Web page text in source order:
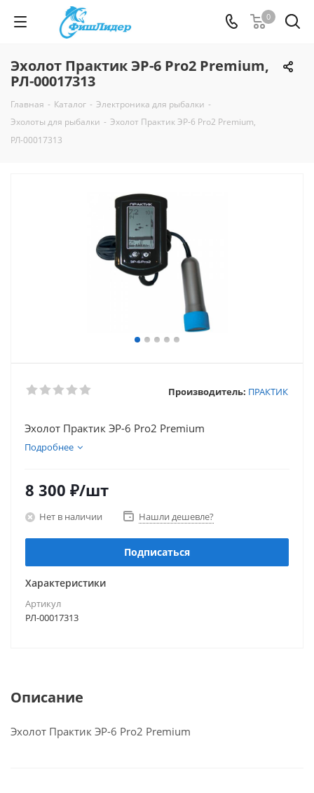
0
Эхолот Практик ЭР-6 Pro2 Premium,
РЛ-00017313
Главная - Каталог - Электроника для рыбалки -
Эхолоты для рыбалки - Эхолот Практик ЭР-6 Pro2 Premium,
РЛ-00017313
Производитель: ПРАКТИК
Эхолот Практик ЭР-6 Pro2 Premium
Подробнее
8 300 ₽/шт
Нет в наличии Нашли дешевле?
Подписаться
Характеристики
Артикул
РЛ-00017313
Описание
Эхолот Практик ЭР-6 Pro2 Premium